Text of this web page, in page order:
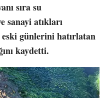
sıra su
sanayi atıkları
eski günlerini hatırlatan
kaydetti.